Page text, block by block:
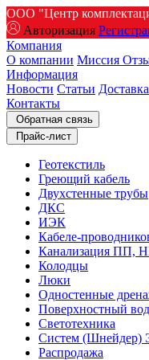
ООО "Центр
Авторизация
Компания
О компании Миссия
Информация
Новости Статьи Доставка
Контакты
Обратная связь
Прайс-лист
Геотекстиль
Греющий кабель
Двухстенные трубы
ДКС
ИЭК
Кабеле-
Канализация ПП,
Колодцы
Люки
Одностенные
Поверхностный
Светотехника
Систем (Шнейдер)
Распродажа